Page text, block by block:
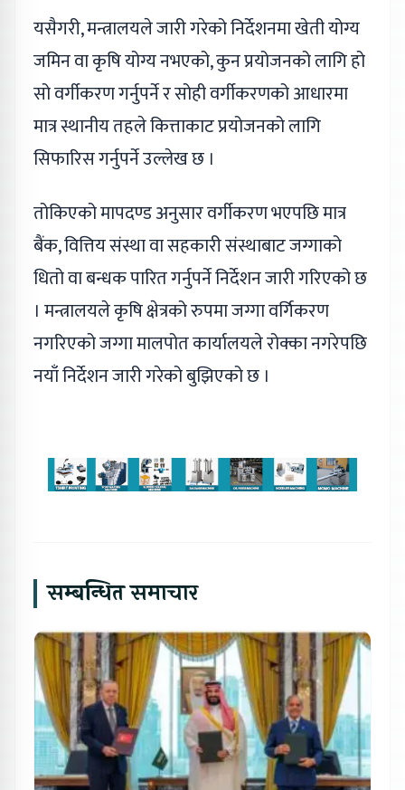
यसैगरी, मन्त्रालयले जारी गरेको निर्देशनमा खेती योग्य
जमिन वा कृषि योग्य नभएको, कुन प्रयोजनको लागि हो
सो वर्गीकरण गर्नुपर्ने र सोही वर्गीकरणको आधारमा
मात्र स्थानीय तहले कित्ताकाट प्रयोजनको लागि
सिफारिस गर्नुपर्ने उल्लेख छ ।
तोकिएको मापदण्ड अनुसार वर्गीकरण भएपछि मात्र
बैंक, वित्तिय संस्था वा सहकारी संस्थाबाट जग्गाको
धितो वा बन्धक पारित गर्नुपर्ने निर्देशन जारी गरिएको छ
। मन्त्रालयले कृषि क्षेत्रको रुपमा जग्गा वर्गिकरण
नगरिएको जग्गा मालपोत कार्यालयले रोक्का नगरेपछि
नयाँ निर्देशन जारी गरेको बुझिएको छ ।
सम्बन्धित समाचार